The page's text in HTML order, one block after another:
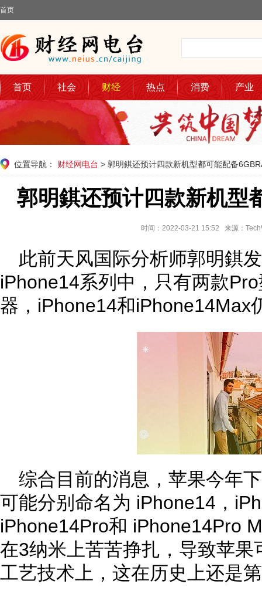
首页
首页 社会 财经 热点 消费 产业
位置导航： 财经网电台 > 郭明錤还预计四款新机型都可能配备
郭明錤还预计四款新机型
时间：2022-03-21 15:52 来源：
此前天风国际分析师郭明錤
iPhone14系列中，只有两款
器，iPhone14和iPhone14Max
综合目前的消息，苹果今年
可能分别命名为 iPhone14，
iPhone14Pro和 iPhone14Pro
在3纳米上苦苦挣扎，导致苹
工艺技术上，这在历史上还是